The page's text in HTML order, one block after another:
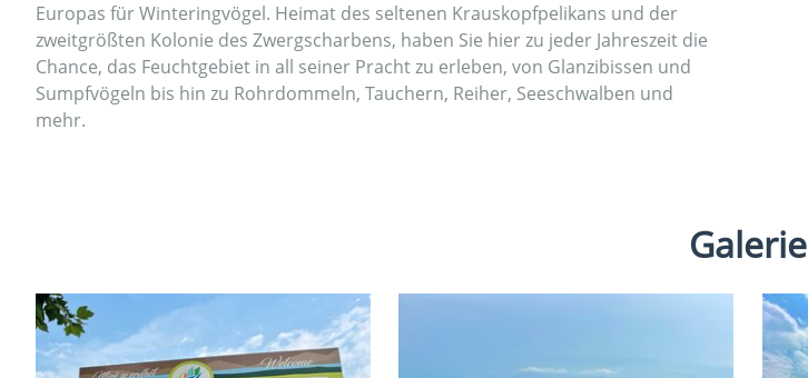
Europas für Winteringvögel. Heimat des seltenen Krauskopfpelikans und der
zweitgrößten Kolonie des Zwergscharbens, haben Sie hier zu jeder Jahreszeit die
Chance, das Feuchtgebiet in all seiner Pracht zu erleben, von Glanzibissen und
Sumpfvögeln bis hin zu Rohrdommeln, Tauchern, Reiher, Seeschwalben und
mehr.
Galerie